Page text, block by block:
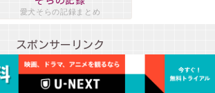
愛犬そらの記録まとめ
スポンサーリンク